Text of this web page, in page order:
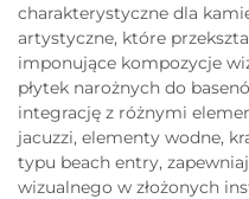
charakterystyczne dla
artystyczne, które
imponujące kompozycje
płytek narożnych do
integrację z różnymi
jacuzzi, elementy wodne,
typu beach entry,
wizualnego w złożonych